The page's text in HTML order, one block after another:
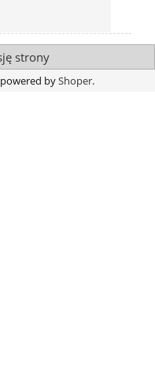
strony
byShoper.